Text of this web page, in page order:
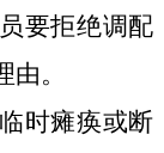
要拒绝调配
。
时瘫痪或断